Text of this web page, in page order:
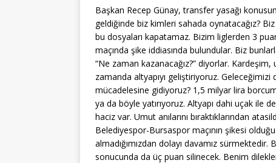
Başkan Recep Günay, transfer yasağı
geldiğinde biz kimleri sahada oynatacağız?
bu dosyaları kapatamaz. Bizim liglerden 3
maçında şike iddiasında bulundular. Biz
“Ne zaman kazanacağız?” diyorlar. Kardeşim,
zamanda altyapıyı geliştiriyoruz.
mücadelesine gidiyoruz? 1,5 milyar lira
ya da böyle yatırıyoruz. Altyapı dahi uçak ile
haciz var. Umut anılarını bıraktıklarından
Belediyespor-Bursaspor maçının şikesi
almadığımızdan dolayı davamız
sonucunda da üç puan silinecek. Benim